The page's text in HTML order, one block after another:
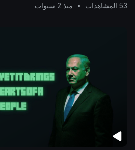
53 المشاهدات
• منذ 2 سنوات